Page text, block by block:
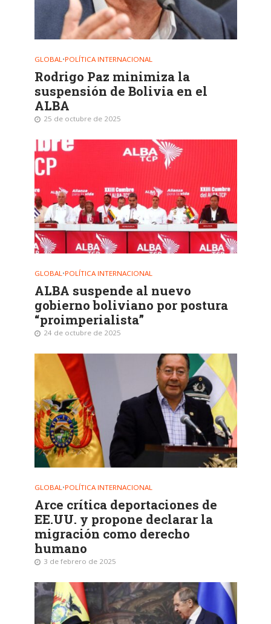
GLOBAL•POLÍTICA INTERNACIONAL
Rodrigo Paz minimiza la
suspensión de Bolivia en el
ALBA
25 de octubre de 2025
GLOBAL •POLÍTICA INTERNACIONAL
ALBA suspende al nuevo
gobierno boliviano por postura
“proimperialista”
24 de octubre de 2025
GLOBAL •POLÍTICA INTERNACIONAL
Arce crítica deportaciones de
EE.UU. y propone declarar la
migración como derecho
humano
3 de febrero de 2025